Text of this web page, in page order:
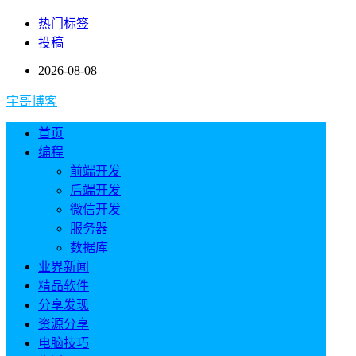
热门标签
投稿
2026-08-08
宇哥博客
首页
编程
前端开发
后端开发
微信开发
服务器
数据库
业界新闻
精品软件
分享发现
资源分享
电脑技巧